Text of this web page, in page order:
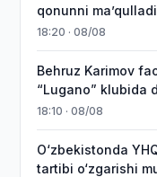
qonunni maʼqulladi
18:20 · 08/08
Behruz Karimov
“Lugano” klubida
18:10 · 08/08
O‘zbekistonda
tartibi o‘zgarishi